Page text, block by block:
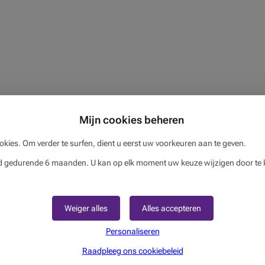
vormt geen persoonlijk advies. Deze informatie kan veranderen of
is niet verantwoordelijk voor de juistheid, de volledigheid en de
artikelen kunnen je ook
handelaars verliezen flink wat geld door deze plagen. Om uw
Mijn cookies beheren
Om verder te surfen, dient u eerst uw voorkeuren aan te geven.
6 maanden. U kan op elk moment uw keuze wijzigen door te
Alles accepteren
Weiger alles
Personaliseren
Raadpleeg ons cookiebeleid